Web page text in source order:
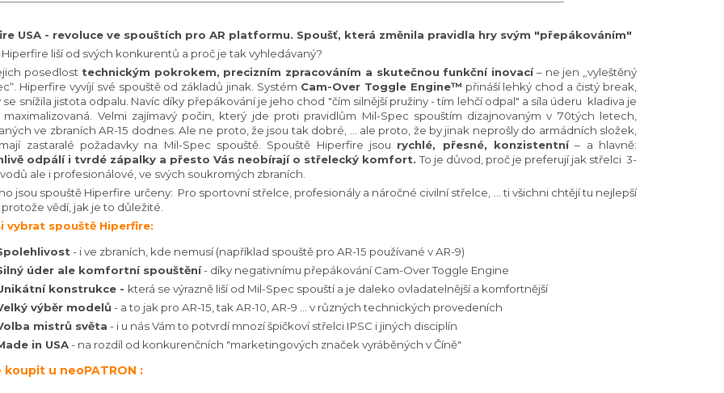
USA - revoluce ve spouštích pro AR platformu. Spoušť, která změnila pravidla hry svým "přepákováním"
Hiperfire liší od svých konkurentů a proč je tak vyhledávaný?
posedlost technickým pokrokem, precizním zpracováním a skutečnou funkční inovací– ne jen „vyleštěný
Hiperfire vyvíjí své spouště od základů jinak. Systém Cam-Over Toggle Engine™ přináší lehký chod a čistý break,
se snížila jistota odpalu. Navíc díky přepákování je jeho chod "čím silnější pružiny - tím lehčí odpal" a síla úderu kladiva je
maximalizovaná. Velmi zajímavý počin, který jde proti pravidlům Mil-Spec spouštím dizajnovaným v 70tých letech,
ve zbraních AR-15 dodnes. Ale ne proto, že jsou tak dobré, ... ale proto, že by jinak neprošly do armádních složek,
zastaralé požadavky na Mil-Spec spouště. Spouště Hiperfire jsou rychlé, přesné, konzistentní– a hlavně:
odpálí i tvrdé zápalky a přesto Vás neobírají o střelecký komfort.To je důvod, proč je preferují jak střelci 3-
ale i profesionálové, ve svých soukromých zbraních.
jsou spouště Hiperfire určeny: Pro sportovní střelce, profesionály a náročné civilní střelce, ... ti všichni chtějí tu nejlepší
vědí, jak je to důležité.
vybrat spouště Hiperfire:
- i ve zbraních, kde nemusí (například spouště pro AR-15 používané v AR-9)
úder ale komfortní spouštění- díky negativnímu přepákování Cam-Over Toggle Engine
konstrukce - která se výrazně liší od Mil-Spec spouští a je daleko ovladatelnější a komfortnější
výběr modelů- a to jak pro AR-15, tak AR-10, AR-9 ... v různých technických provedeních
mistrů světa - i u nás Vám to potvrdí mnozí špičkoví střelci IPSC i jiných disciplín
in USA- na rozdíl od konkurenčních "marketingových značek vyráběných v Číně"
koupit u neoPATRON :